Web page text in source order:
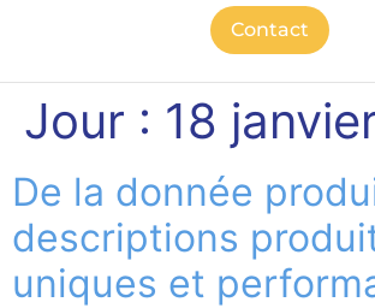
Contact
Jour : 18
De la donnée
descriptions
uniques et